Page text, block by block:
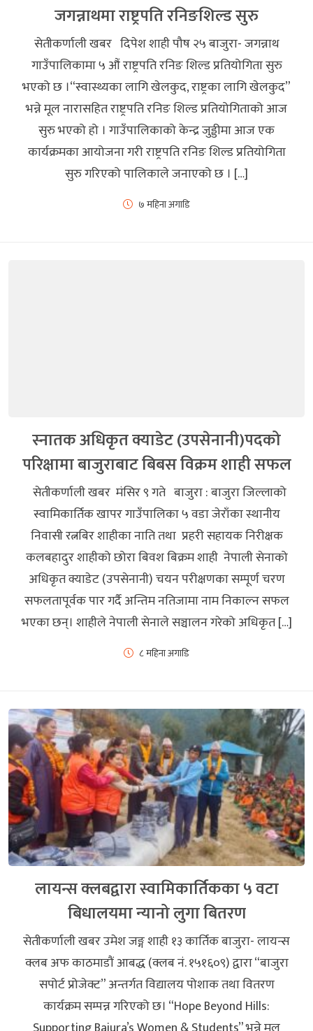
जगन्नाथमा राष्ट्रपति रनिङशिल्ड सुरु
सेतीकर्णाली खबर दिपेश शाही पौष २५ बाजुरा- जगन्नाथ
गाउँपालिकामा ५ औं राष्ट्रपति रनिङ शिल्ड प्रतियोगिता सुरु
भएको छ ।“स्वास्थ्यका लागि खेलकुद, राष्ट्रका लागि खेलकुद”
भन्ने मूल नारासहित राष्ट्रपति रनिङ शिल्ड प्रतियोगिताको आज
सुरु भएको हो । गाउँपालिकाको केन्द्र जुड्डीमा आज एक
कार्यक्रमका आयोजना गरी राष्ट्रपति रनिङ शिल्ड प्रतियोगिता
सुरु गरिएको पालिकाले जनाएको छ । […]
७ महिना अगाडि
स्नातक अधिकृत क्याडेट (उपसेनानी)पदको
परिक्षामा बाजुराबाट बिबस विक्रम शाही सफल
सेतीकर्णाली खबर मंसिर ९ गते बाजुरा : बाजुरा जिल्लाको
स्वामिकार्तिक खापर गाउँपालिका ५ वडा जेराँका स्थानीय
निवासी रत्नबिर शाहीका नाति तथा प्रहरी सहायक निरीक्षक
कलबहादुर शाहीको छोरा बिवश बिक्रम शाही नेपाली सेनाको
अधिकृत क्याडेट (उपसेनानी) चयन परीक्षणका सम्पूर्ण चरण
सफलतापूर्वक पार गर्दै अन्तिम नतिजामा नाम निकाल्न सफल
भएका छन्। शाहीले नेपाली सेनाले सञ्चालन गरेको अधिकृत […]
८ महिना अगाडि
लायन्स क्लबद्वारा स्वामिकार्तिकका ५ वटा
बिधालयमा न्यानो लुगा बितरण
सेतीकर्णाली खबर उमेश जङ्ग शाही १३ कार्तिक बाजुरा- लायन्स
क्लब अफ काठमाडौं आबद्ध (क्लब नं. १५१६०९) द्वारा “बाजुरा
सपोर्ट प्रोजेक्ट” अन्तर्गत विद्यालय पोशाक तथा वितरण
कार्यक्रम सम्पन्न गरिएको छ। “Hope Beyond Hills: